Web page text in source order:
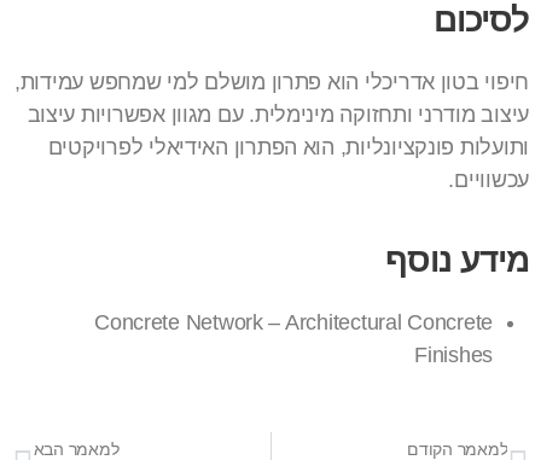
לסיכום
חיפוי בטון אדריכלי הוא פתרון מושלם למי שמחפש עמידות,
עיצוב מודרני ותחזוקה מינימלית. עם מגוון אפשרויות עיצוב
ותועלות פונקציונליות, הוא הפתרון האידיאלי לפרויקטים
עכשוויים.
מידע נוסף
Concrete Network – Architectural Concrete
Finishes
למאמר הקודם למאמר הבא